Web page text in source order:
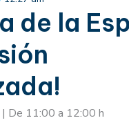
de la
De 11:00 a 12:00 h